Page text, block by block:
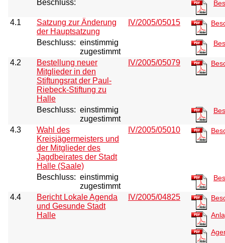
Beschluss:
4.1
Satzung zur Änderung
der Hauptsatzung
IV/2005/05015
Beschluss: einstimmig
zugestimmt
4.2
Bestellung neuer
Mitglieder in den
Stiftungsrat der Paul-
Riebeck-Stiftung zu
Halle
IV/2005/05079
Beschluss: einstimmig
zugestimmt
4.3
Wahl des
Kreisjägermeisters und
der Mitglieder des
Jagdbeirates der Stadt
Halle (Saale)
IV/2005/05010
Beschluss: einstimmig
zugestimmt
4.4
Bericht Lokale Agenda
und Gesunde Stadt
Halle
IV/2005/04825